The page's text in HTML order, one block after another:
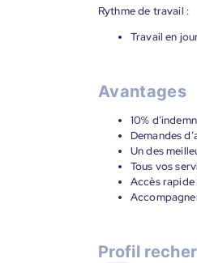
Rythme de travail :
Travail en
Avantages
10%
Demandes
Un des
Tous vos
Accès
Profil